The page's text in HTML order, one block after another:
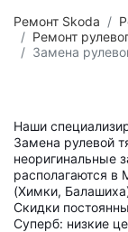
Ремонт Skoda
Ремонт
Замена
Наши
Замена рулевой
неоригинальные
располагаются
(Химки,
Скидки
Суперб: низкие